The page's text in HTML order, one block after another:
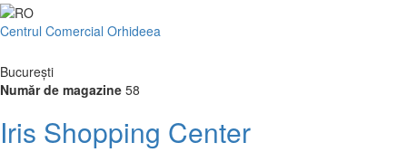
Centrul Comercial Orhideea
București
Număr de magazine 58
Iris Shopping Center